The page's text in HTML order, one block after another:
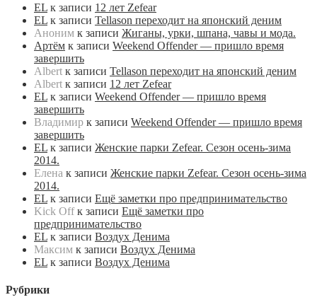
EL к записи 12 лет Zefear
EL к записи Tellason переходит на японский деним
Аноним к записи Жиганы, урки, шпана, чавы и мода.
Артём к записи Weekend Offender — пришло время
завершить
Albert к записи Tellason переходит на японский деним
Albert к записи 12 лет Zefear
EL к записи Weekend Offender — пришло время
завершить
Владимир к записи Weekend Offender — пришло время
завершить
EL к записи Женские парки Zefear. Сезон осень-зима
2014.
Елена к записи Женские парки Zefear. Сезон осень-зима
2014.
EL к записи Ещё заметки про предпринимательство
Kick Offк записи Ещё заметки про
предпринимательство
EL к записи Воздух Денима
Максим к записи Воздух Денима
EL к записи Воздух Денима
Рубрики